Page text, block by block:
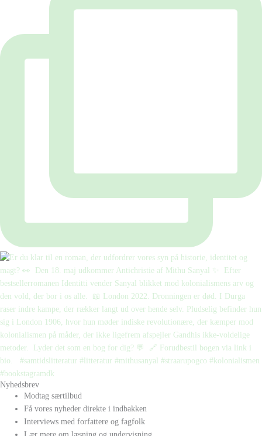
Nyhedsbrev
Modtag særtilbud
Få vores nyheder direkte i indbakken
Interviews med forfattere og fagfolk